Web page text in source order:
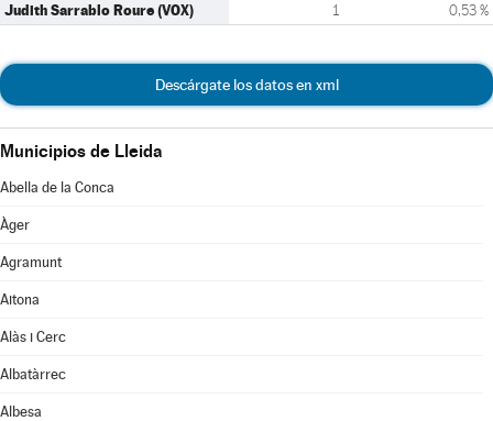
Judith Sarrablo Roure (VOX) 1 0,53 %
Descárgate los datos en xml
Municipios de Lleida
Abella de la Conca
Àger
Agramunt
Aitona
Alàs i Cerc
Albatàrrec
Albesa